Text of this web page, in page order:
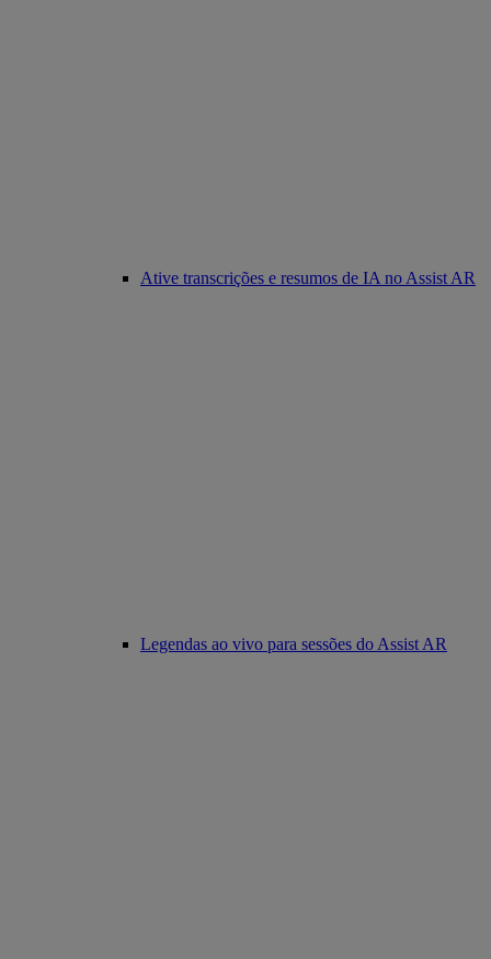
Ative transcrições e resumos de IA no Assist AR
Legendas ao vivo para sessões do Assist AR